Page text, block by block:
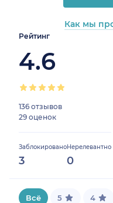
Рейтинг
4.6
136 отзывов
29 оценок
Заблокировано
3
Нерелевантно
0
progress:
Как мы
Всё 5 4